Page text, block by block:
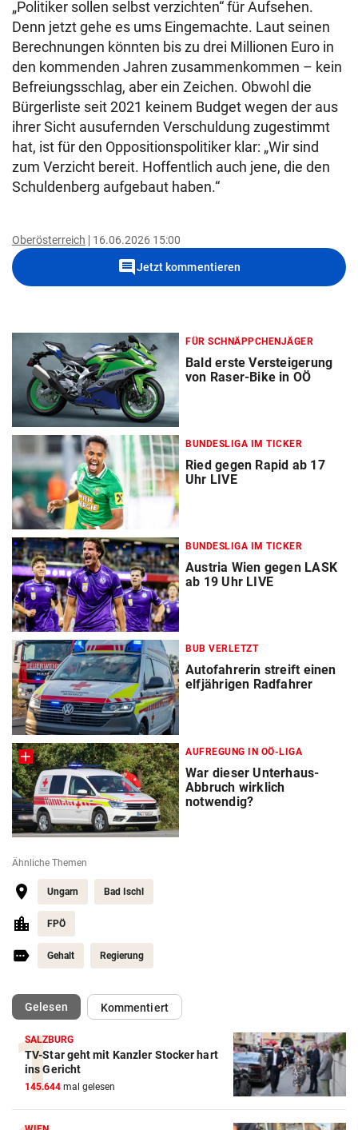
„Politiker sollen selbst verzichten“ für Aufsehen.
Denn jetzt gehe es ums Eingemachte. Laut seinen
Berechnungen könnten bis zu drei Millionen Euro in
den kommenden Jahren zusammenkommen – kein
Befreiungsschlag, aber ein Zeichen. Obwohl die
Bürgerliste seit 2021 keinem Budget wegen der aus
ihrer Sicht ausufernden Verschuldung zugestimmt
hat, ist für den Oppositionspolitiker klar: „Wir sind
zum Verzicht bereit. Hoffentlich auch jene, die den
Schuldenberg aufgebaut haben.“
Oberösterreich 16.06.2026 15:00
commentJetzt kommentieren
FÜR SCHNÄPPCHENJÄGER
Bald erste Versteigerung
von Raser-Bike in OÖ
BUNDESLIGA IM TICKER
Ried gegen Rapid ab 17
Uhr LIVE
BUNDESLIGA IM TICKER
Austria Wien gegen LASK
ab 19 Uhr LIVE
BUB VERLETZT
Autofahrerin streift einen
elfjährigen Radfahrer
AUFREGUNG IN OÖ-LIGA
War dieser Unterhaus-
Abbruch wirklich
notwendig?
Ähnliche Themen
Ungarn Bad Ischl
FPÖ
Gehalt Regierung
Gelesen(ausgewählt)Kommentiert
SALZBURG
TV-Star geht mit Kanzler Stocker hart
ins Gericht
145.644 mal gelesen